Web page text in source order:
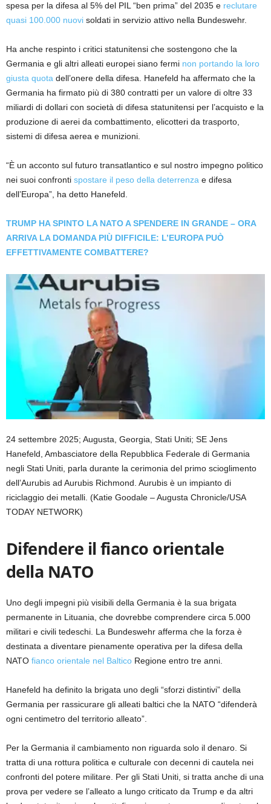
spesa per la difesa al 5% del PIL “ben prima” del 2035 e reclutare
quasi 100.000 nuovi soldati in servizio attivo nella Bundeswehr.
Ha anche respinto i critici statunitensi che sostengono che la
Germania e gli altri alleati europei siano fermi non portando la loro
giusta quota dell’onere della difesa. Hanefeld ha affermato che la
Germania ha firmato più di 380 contratti per un valore di oltre 33
miliardi di dollari con società di difesa statunitensi per l’acquisto e la
produzione di aerei da combattimento, elicotteri da trasporto,
sistemi di difesa aerea e munizioni.
“È un acconto sul futuro transatlantico e sul nostro impegno politico
nei suoi confronti spostare il peso della deterrenza e difesa
dell’Europa”, ha detto Hanefeld.
TRUMP HA SPINTO LA NATO A SPENDERE IN GRANDE – ORA
ARRIVA LA DOMANDA PIÙ DIFFICILE: L’EUROPA PUÒ
EFFETTIVAMENTE COMBATTERE?
24 settembre 2025; Augusta, Georgia, Stati Uniti; SE Jens
Hanefeld, Ambasciatore della Repubblica Federale di Germania
negli Stati Uniti, parla durante la cerimonia del primo scioglimento
dell’Aurubis ad Aurubis Richmond. Aurubis è un impianto di
riciclaggio dei metalli. (Katie Goodale – Augusta Chronicle/USA
TODAY NETWORK)
Difendere il fianco orientale
della NATO
Uno degli impegni più visibili della Germania è la sua brigata
permanente in Lituania, che dovrebbe comprendere circa 5.000
militari e civili tedeschi. La Bundeswehr afferma che la forza è
destinata a diventare pienamente operativa per la difesa della
NATO fianco orientale nel Baltico Regione entro tre anni.
Hanefeld ha definito la brigata uno degli “sforzi distintivi” della
Germania per rassicurare gli alleati baltici che la NATO “difenderà
ogni centimetro del territorio alleato”.
Per la Germania il cambiamento non riguarda solo il denaro. Si
tratta di una rottura politica e culturale con decenni di cautela nei
confronti del potere militare. Per gli Stati Uniti, si tratta anche di una
prova per vedere se l’alleato a lungo criticato da Trump e da altri